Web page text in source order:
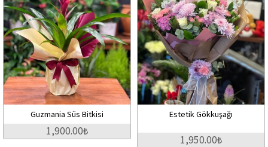
Guzmania Süs Bitkisi
1,900.00₺
Estetik Gökkuşağı
1,950.00₺